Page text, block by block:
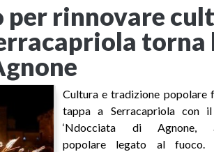
rinnovare
torna
Cultura e tradizione popolare
tappa a Serracapriola con
‘Ndocciata di Agnone,
popolare legato al fuoco.